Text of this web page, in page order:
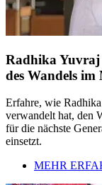
Radhika Yuvraj
des Wandels
Erfahre, wie
verwandelt hat, den
für die nächste
einsetzt.
MEHR